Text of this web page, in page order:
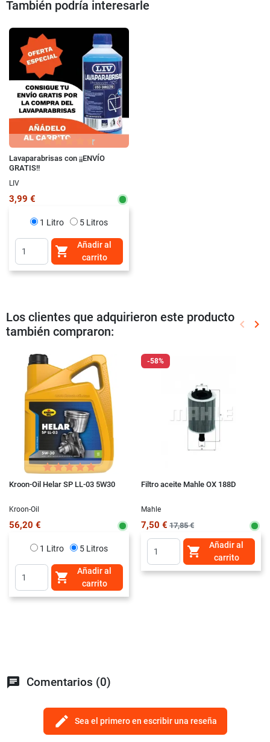
También podría interesarle
Lavaparabrisas con ¡¡ENVÍO
GRATIS!!
LIV
3,99 €
1 Litro 5 Litros

Añadir al
carrito
Los clientes que adquirieron este producto
también compraron:
keyboard_arrow_left keyboard_arrow_right
Kroon-Oil Helar SP LL-03 5W30
Kroon-Oil
56,20 €
1 Litro 5 Litros

Añadir al
carrito
-58%
Filtro aceite Mahle OX 188D
Mahle
7,50 € 17,85 €

Añadir al
carrito
chat Comentarios (0)
edit Sea el primero en escribir una reseña